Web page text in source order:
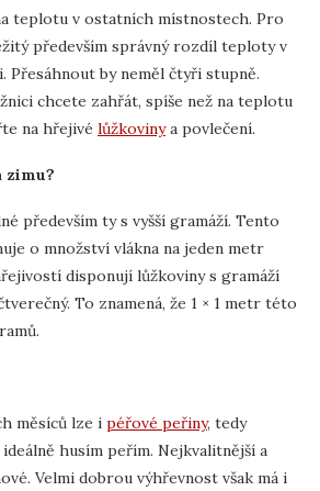
teplotu v ostatních místnostech. Pro
především správný rozdíl teploty v
Přesáhnout by neměl čtyři stupně.
chcete zahřát, spíše než na teplotu
na hřejivé lůžkovinya povlečení.
zimu?
především ty s vyšší gramáží. Tento
o množství vlákna na jeden metr
disponují lůžkoviny s gramáží
To znamená, že 1 × 1 metr této
měsíců lze i péřové peřiny, tedy
husím peřím. Nejkvalitnější a
Velmi dobrou výhřevnost však má i